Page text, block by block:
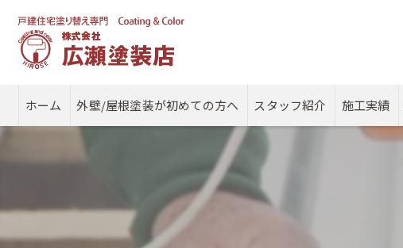
ホーム 外壁/屋根塗装が初めての方へ スタッフ紹介 施工実績